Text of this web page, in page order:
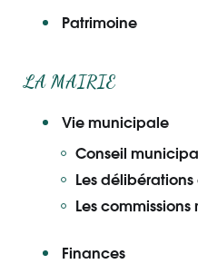
Patrimoine
LA MAIRIE
Vie municipale
Conseil
Les
Les
Finances